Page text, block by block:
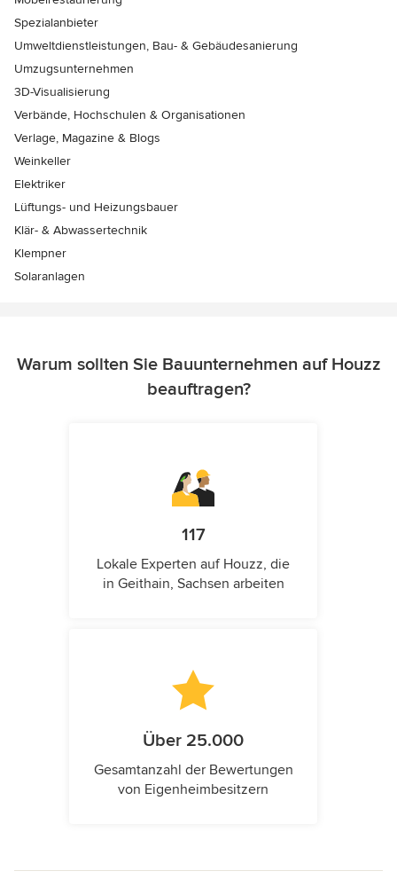
Spezialanbieter
Umweltdienstleistungen, Bau- & Gebäudesanierung
Umzugsunternehmen
3D-Visualisierung
Verbände, Hochschulen & Organisationen
Verlage, Magazine & Blogs
Weinkeller
Elektriker
Lüftungs- und Heizungsbauer
Klär- & Abwassertechnik
Klempner
Solaranlagen
Warum sollten Sie Bauunternehmen auf Houzz
beauftragen?
117
Lokale Experten auf Houzz, die
in Geithain, Sachsen arbeiten
Über 25.000
Gesamtanzahl der Bewertungen
von Eigenheimbesitzern